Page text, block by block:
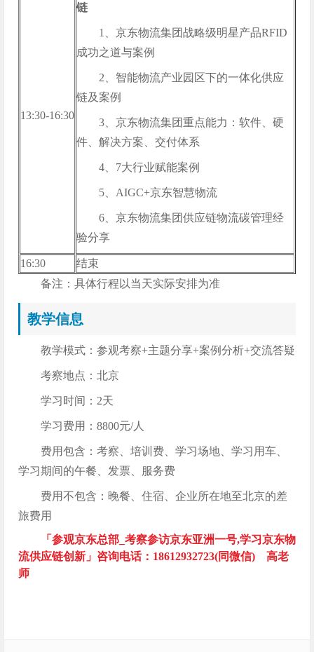
13:30-16:30
链
1、京东物流集团战略级明星产品RFID
成功之道与案例
2、智能物流产业园区下的一体化供应
链及案例
3、京东物流集团重点能力：软件、硬
件、解决方案、交付体系
4、7大行业赋能案例
5、AIGC+京东智慧物流
6、京东物流集团供应链物流碳管理经
验分享
16:30
结束
备注：具体行程以当天实际安排为准
教学信息
教学模式：参观考察+主题分享+案例分析+交流答疑
考察地点：北京
学习时间：2天
学习费用：8800元/人
费用包含：考察、培训费、学习场地、学习用车、
学习期间的午餐、发票、服务费
费用不包含：晚餐、住宿、企业所在地至北京的差
旅费用
「参观京东总部_考察参访京东亚洲一号,学习京东物
流供应链创新」咨询电话：18612932723(同微信) 高老
师